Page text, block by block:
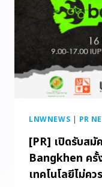
LNWNEWS | PR
[PR] เปิดรับส
Bangkhen ครั้
เทคโนโลยีไม่ค